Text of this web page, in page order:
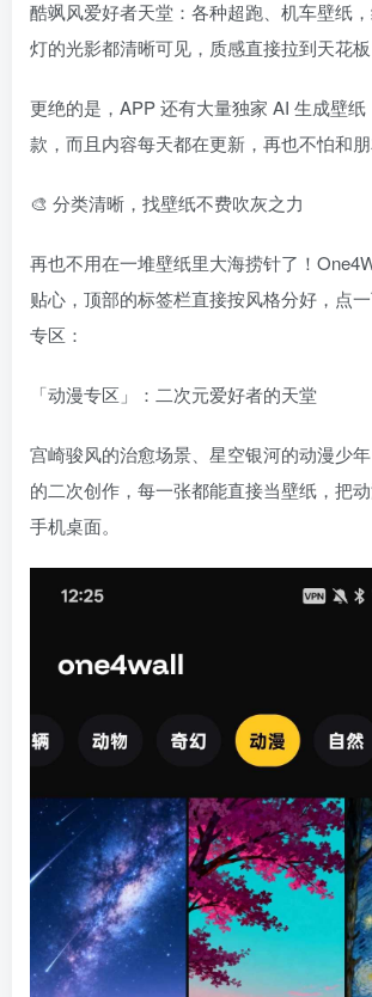
酷飒风爱好者天堂：各种超跑、机车壁纸
灯的光影都清晰可见，质感直接拉到天花板
更绝的是，APP 还有大量独家 AI 生成壁
款，而且内容每天都在更新，再也不怕和朋
🎨 分类清晰，找壁纸不费吹灰之力
再也不用在一堆壁纸里大海捞针了！
贴心，顶部的标签栏直接按风格分好，点
专区：
「动漫专区」：二次元爱好者的天堂
宫崎骏风的治愈场景、星空银河的动漫少
的二次创作，每一张都能直接当壁纸，把
手机桌面。